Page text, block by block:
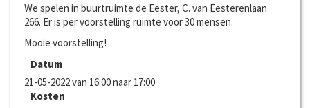
We spelen in buurtruimte de Eester, C. van Eesterenlaan
266. Er is per voorstelling ruimte voor 30 mensen.
Mooie voorstelling!
Datum
21-05-2022 van 16:00 naar 17:00
Kosten